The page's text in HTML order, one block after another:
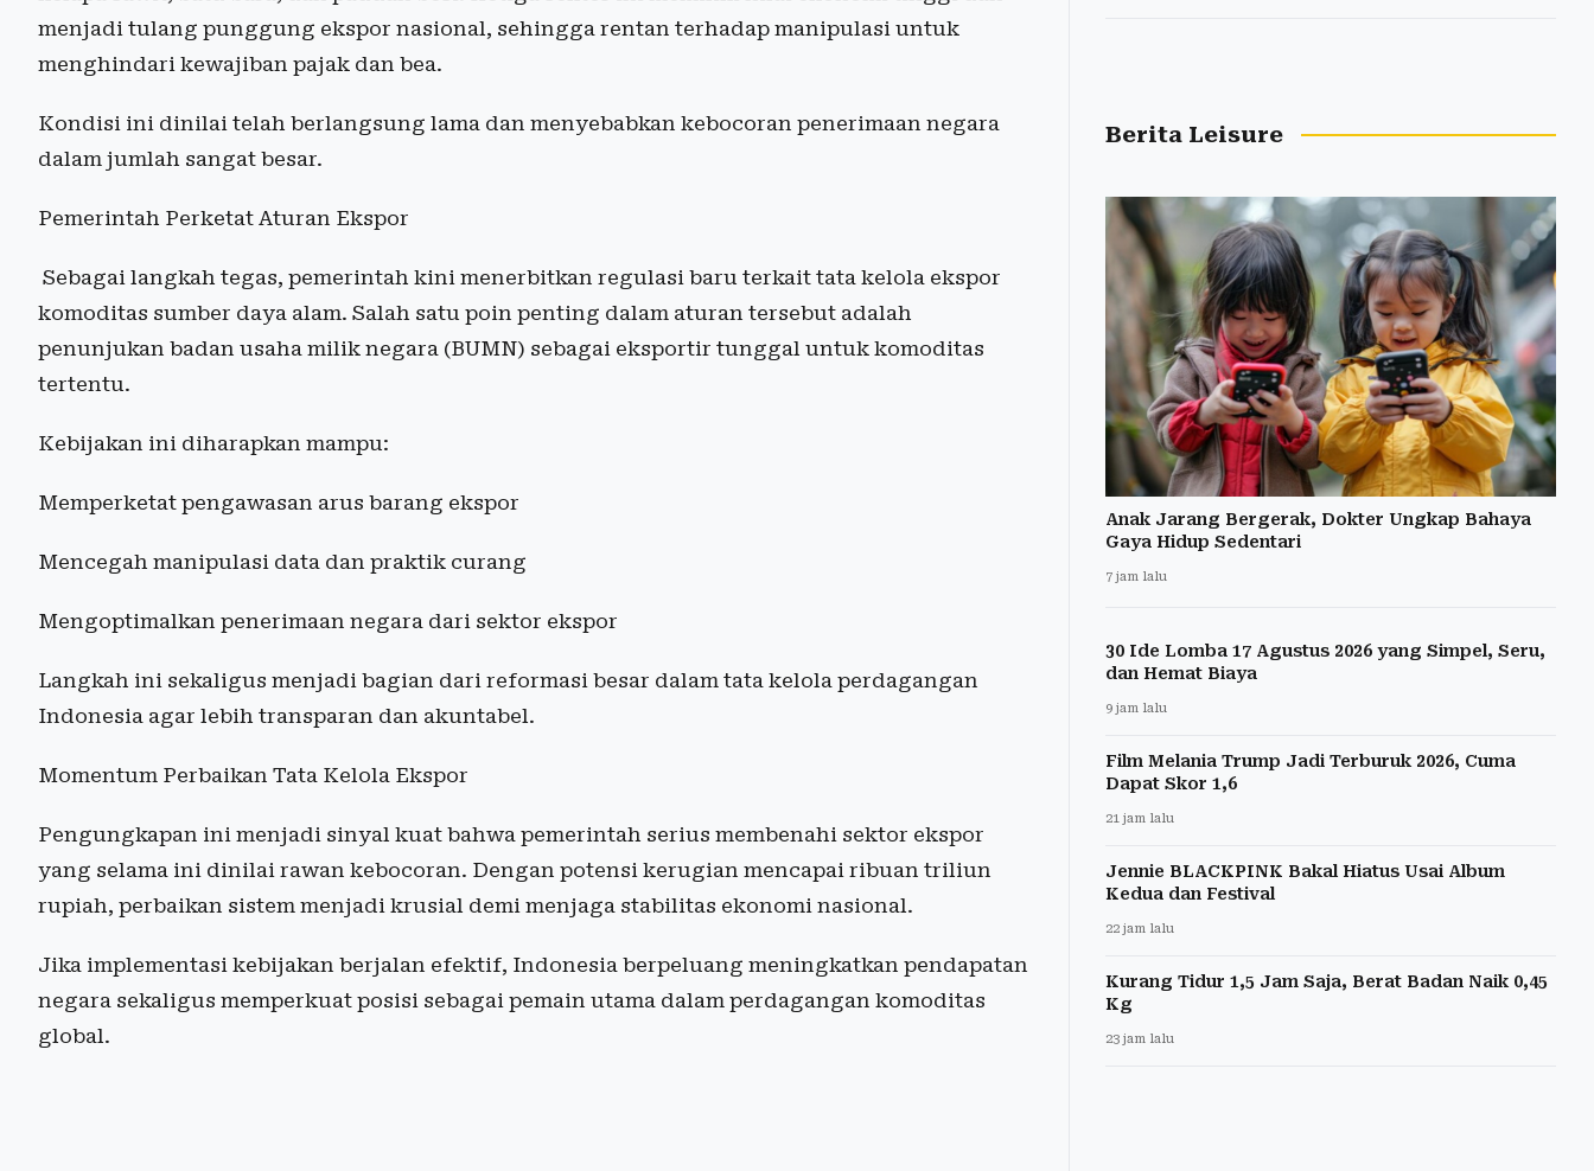
menjadi tulang punggung ekspor nasional, sehingga rentan terhadap manipulasi untuk
menghindari kewajiban pajak dan bea.
Kondisi ini dinilai telah berlangsung lama dan menyebabkan kebocoran penerimaan negara
dalam jumlah sangat besar.
Pemerintah Perketat Aturan Ekspor
Sebagai langkah tegas, pemerintah kini menerbitkan regulasi baru terkait tata kelola ekspor
komoditas sumber daya alam. Salah satu poin penting dalam aturan tersebut adalah
penunjukan badan usaha milik negara (BUMN) sebagai eksportir tunggal untuk komoditas
tertentu.
Kebijakan ini diharapkan mampu:
Memperketat pengawasan arus barang ekspor
Mencegah manipulasi data dan praktik curang
Mengoptimalkan penerimaan negara dari sektor ekspor
Langkah ini sekaligus menjadi bagian dari reformasi besar dalam tata kelola perdagangan
Indonesia agar lebih transparan dan akuntabel.
Momentum Perbaikan Tata Kelola Ekspor
Pengungkapan ini menjadi sinyal kuat bahwa pemerintah serius membenahi sektor ekspor
yang selama ini dinilai rawan kebocoran. Dengan potensi kerugian mencapai ribuan triliun
rupiah, perbaikan sistem menjadi krusial demi menjaga stabilitas ekonomi nasional.
Jika implementasi kebijakan berjalan efektif, Indonesia berpeluang meningkatkan pendapatan
negara sekaligus memperkuat posisi sebagai pemain utama dalam perdagangan komoditas
global.
Berita Leisure
Anak Jarang Bergerak, Dokter Ungkap Bahaya
Gaya Hidup Sedentari
7 jam lalu
30 Ide Lomba 17 Agustus 2026 yang Simpel, Seru,
dan Hemat Biaya
9 jam lalu
Film Melania Trump Jadi Terburuk 2026, Cuma
Dapat Skor 1,6
21 jam lalu
Jennie BLACKPINK Bakal Hiatus Usai Album
Kedua dan Festival
22 jam lalu
Kurang Tidur 1,5 Jam Saja, Berat Badan Naik 0,45
Kg
23 jam lalu